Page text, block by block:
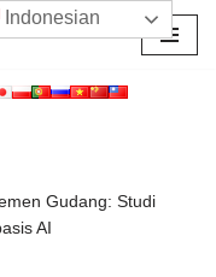
Gudang: Studi
AI
Indonesian